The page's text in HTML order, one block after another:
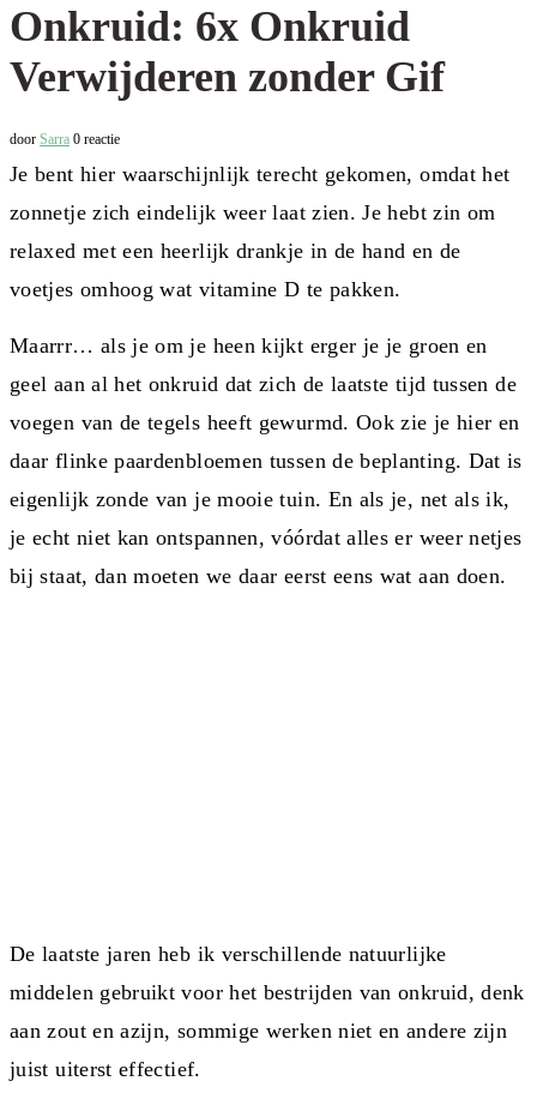
Onkruid: 6x Onkruid
Verwijderen zonder Gif
door Sarra 0 reactie
Je bent hier waarschijnlijk terecht gekomen, omdat het
zonnetje zich eindelijk weer laat zien. Je hebt zin om
relaxed met een heerlijk drankje in de hand en de
voetjes omhoog wat vitamine D te pakken.
Maarrr… als je om je heen kijkt erger je je groen en
geel aan al het onkruid dat zich de laatste tijd tussen de
voegen van de tegels heeft gewurmd. Ook zie je hier en
daar flinke paardenbloemen tussen de beplanting. Dat is
eigenlijk zonde van je mooie tuin. En als je, net als ik,
je echt niet kan ontspannen, vóórdat alles er weer netjes
bij staat, dan moeten we daar eerst eens wat aan doen.
De laatste jaren heb ik verschillende natuurlijke
middelen gebruikt voor het bestrijden van onkruid, denk
aan zout en azijn, sommige werken niet en andere zijn
juist uiterst effectief.